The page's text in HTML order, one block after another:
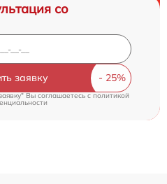
со
заявку
Вы соглашаетесь cполитикой